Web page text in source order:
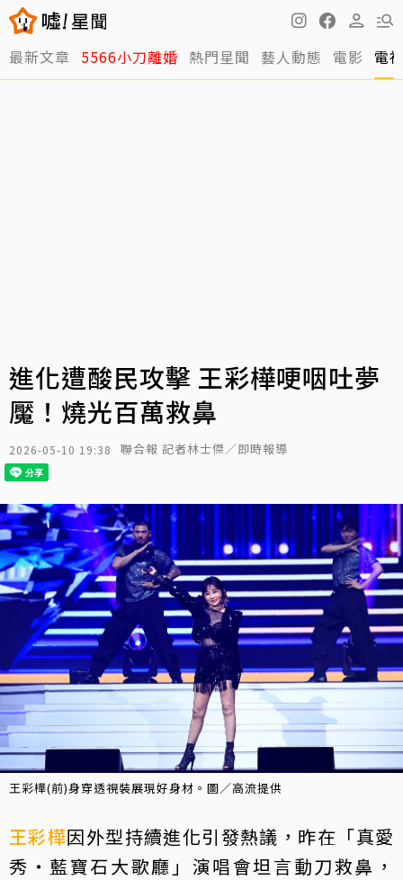
最新文章 5566小刀離婚 熱門星聞 藝人動態 電影 電
進化遭酸民攻擊 王彩樺哽咽吐夢
魘！燒光百萬救鼻
2026-05-10 19:38 聯合報 記者林士傑／即時報導
王彩樺(前)身穿透視裝展現好身材。圖／高流提供
王彩樺因外型持續進化引發熱議，昨在「真愛
秀・藍寶石大歌廳」演唱會坦言動刀救鼻，